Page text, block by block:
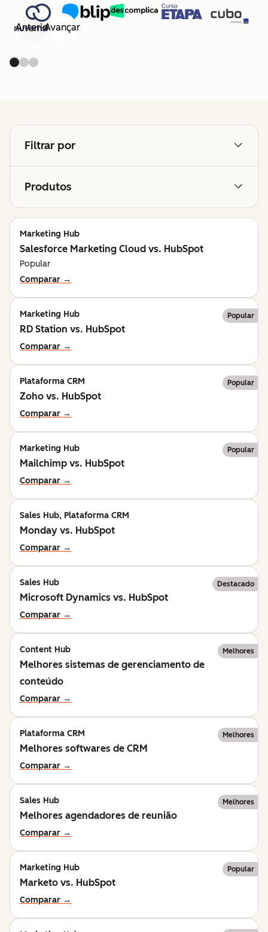
AnteriorAvançar
Filtrar por
Produtos
Marketing Hub
Salesforce Marketing Cloud vs. HubSpot
Popular
Comparar →
Marketing Hub Popular
RD Station vs. HubSpot
Comparar →
Plataforma CRM Popular
Zoho vs. HubSpot
Comparar →
Marketing Hub Popular
Mailchimp vs. HubSpot
Comparar →
Sales Hub, Plataforma CRM
Monday vs. HubSpot
Comparar →
Sales Hub Destacado
Microsoft Dynamics vs. HubSpot
Comparar →
Content Hub Melhores
Melhores sistemas de gerenciamento de
conteúdo
Comparar →
Plataforma CRM Melhores
Melhores softwares de CRM
Comparar →
Sales Hub Melhores
Melhores agendadores de reunião
Comparar →
Marketing Hub Popular
Marketo vs. HubSpot
Comparar →